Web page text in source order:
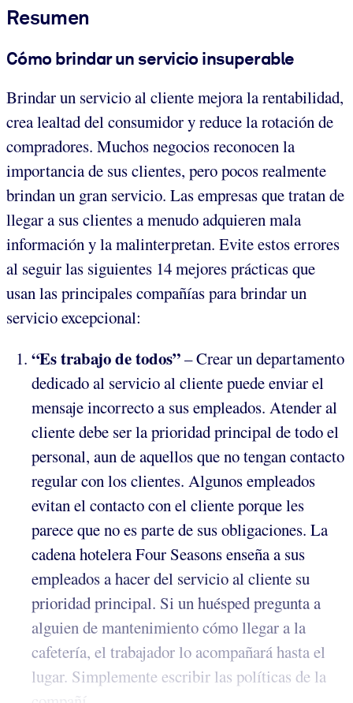
Resumen
Cómo brindar un servicio insuperable
Brindar un servicio al cliente mejora la rentabilidad,
crea lealtad del consumidor y reduce la rotación de
compradores. Muchos negocios reconocen la
importancia de sus clientes, pero pocos realmente
brindan un gran servicio. Las empresas que tratan de
llegar a sus clientes a menudo adquieren mala
información y la malinterpretan. Evite estos errores
al seguir las siguientes 14 mejores prácticas que
usan las principales compañías para brindar un
servicio excepcional:
“Es trabajo de todos”– Crear un departamento
dedicado al servicio al cliente puede enviar el
mensaje incorrecto a sus empleados. Atender al
cliente debe ser la prioridad principal de todo el
personal, aun de aquellos que no tengan contacto
regular con los clientes. Algunos empleados
evitan el contacto con el cliente porque les
parece que no es parte de sus obligaciones. La
cadena hotelera Four Seasons enseña a sus
empleados a hacer del servicio al cliente su
prioridad principal. Si un huésped pregunta a
alguien de mantenimiento cómo llegar a la
cafetería, el trabajador lo acompañará hasta el
lugar. Simplemente escribir las políticas de la